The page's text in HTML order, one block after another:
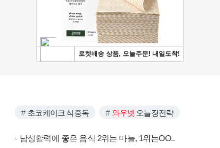
초코케이크 식중독 와우넷 오늘장전략
남성활력에 좋은 음식 2위는 마늘, 1위는OO..